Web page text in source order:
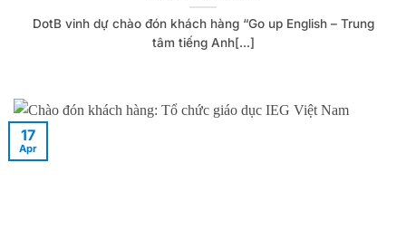
DotB vinh dự chào đón khách hàng “Go up English – Trung
tâm tiếng Anh[...]
17
Apr